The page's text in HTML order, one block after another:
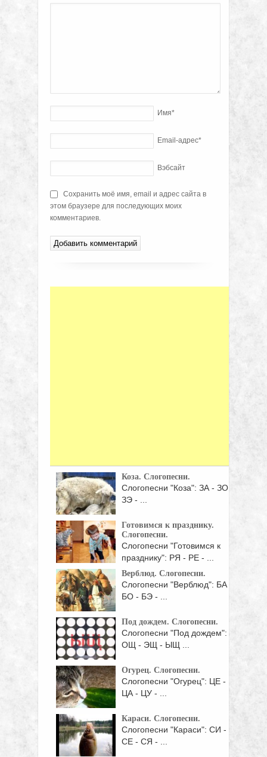
Имя*
Email-адрес*
Вэбсайт
Сохранить моё имя, email и адрес сайта в
этом браузере для последующих моих
комментариев.
Коза. Слогопесни.
Слогопесни "Коза": ЗА - ЗО -
ЗЭ - ...
Готовимся к празднику.
Слогопесни.
Слогопесни "Готовимся к
празднику": РЯ - РЕ - ...
Верблюд. Слогопесни.
Слогопесни "Верблюд": БА -
БО - БЭ - ...
Под дождем. Слогопесни.
Слогопесни "Под дождем":
ОЩ - ЭЩ - ЫЩ ...
Огурец. Слогопесни.
Слогопесни "Огурец": ЦЕ -
ЦА - ЦУ - ...
Караси. Слогопесни.
Слогопесни "Караси": СИ -
СЕ - СЯ - ...